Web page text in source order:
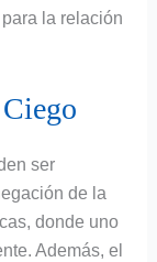
la relación
ser
de la
donde uno
Además, el